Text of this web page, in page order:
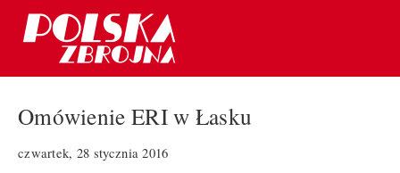
Omówienie ERI w Łasku
czwartek, 28 stycznia 2016